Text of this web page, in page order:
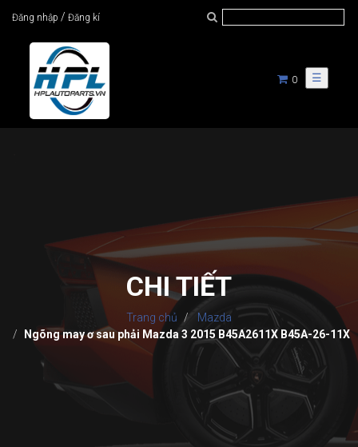
Đăng nhập / Đăng kí
☰
0
CHI TIẾT
Trang chủ
Mazda
Ngõng may ơ sau phải Mazda 3 2015 B45A2611X B45A-26-11X